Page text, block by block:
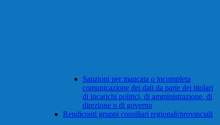
Sanzioni per mancata o incompleta
comunicazione dei dati da parte dei titolari
di incarichi politici, di amministrazione, di
direzione o di governo
Rendiconti gruppi consiliari regionali/provinciali